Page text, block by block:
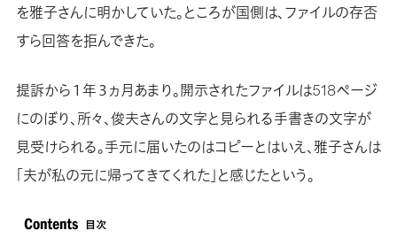
を雅子さんに明かしていた。ところが国側は、ファイルの存否
すら回答を拒んできた。
提訴から１年３ヵ月あまり。開示されたファイルは518ページ
にのぼり、所々、俊夫さんの文字と見られる手書きの文字が
見受けられる。手元に届いたのはコピーとはいえ、雅子さんは
「夫が私の元に帰ってきてくれた」と感じたという。